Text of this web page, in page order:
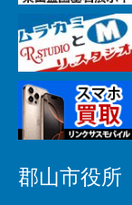
郡山市役所